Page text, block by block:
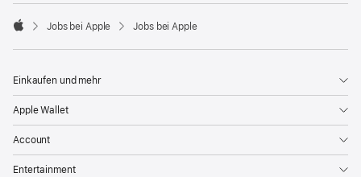

Jobs bei Apple Jobs bei Apple
Einkaufen und mehr
Apple Wallet
Account
Entertainment